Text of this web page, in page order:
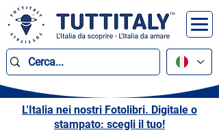
L'Italia nei nostri Fotolibri. Digitale o
stampato: scegli il tuo!